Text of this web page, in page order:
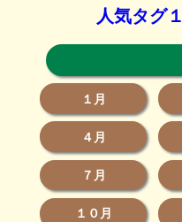
人気タグ
１月
４月
７月
１０月